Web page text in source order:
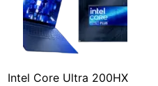
Intel Core Ultra 200HX